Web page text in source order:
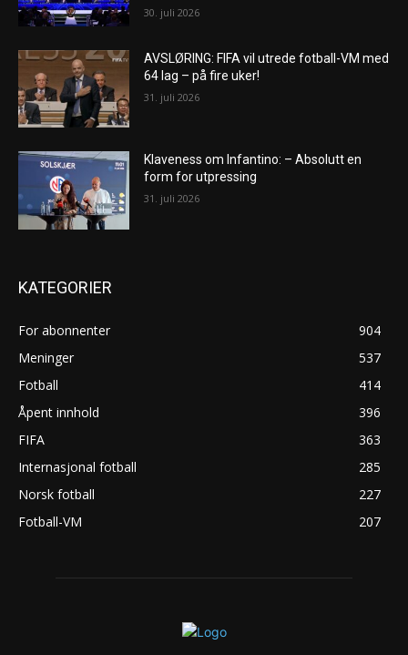
30. juli 2026
AVSLØRING: FIFA vil utrede fotball-VM med
64 lag – på fire uker!
31. juli 2026
Klaveness om Infantino: – Absolutt en
form for utpressing
31. juli 2026
KATEGORIER
For abonnenter
904
Meninger
537
Fotball
414
Åpent innhold
396
FIFA
363
Internasjonal fotball
285
Norsk fotball
227
Fotball-VM
207